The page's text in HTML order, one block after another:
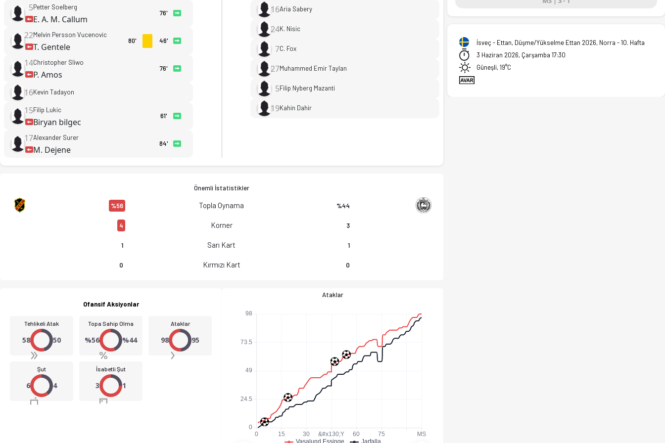
5Petter Soelberg
E. A. M. Callum
76'
22Melvin Persson Vucenovic
T. Gentele
80' 46'
14Christopher Sliwo
P. Amos
76'
16Kevin Tadayon
15Filip Lukic
Biryan bilgec
61'
17Alexander Surer
M. Dejene
84'
16Aria Sabery
24K. Nisic
7C. Fox
27Muhammed Emir Taylan
5Filip Nyberg Mazanti
19Kahin Dahir
Önemli İstatistikler
%56 Topla Oynama %44
4 Korner 3
1 Sarı Kart 1
0 Kırmızı Kart 0
Ofansif Aksiyonlar
Tehlikeli Atak
58 50
Topa Sahip Olma
%56 %44
Ataklar
98 95
Şut
6 4
İsabetli Şut
3 1
Ataklar
İsveç - Ettan, Düşme/Yükselme Ettan 2026, Norra - 10. Hafta
3 Haziran 2026, Çarşamba 17:30
Güneşli, 19°C